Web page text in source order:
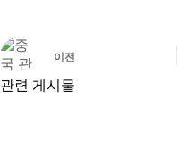
이전
관련 게시물